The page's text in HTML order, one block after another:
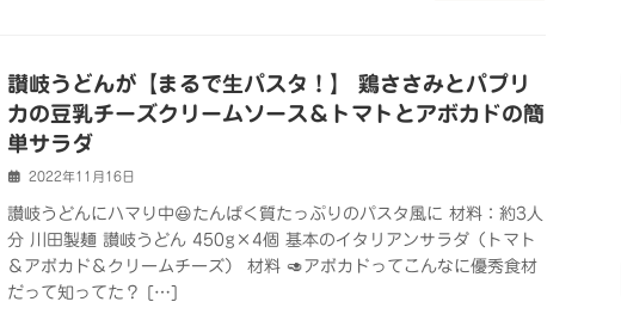
讃岐うどんが【まるで生パスタ！】 鶏ささみとパプリ
カの豆乳チーズクリームソース＆トマトとアボカドの簡
単サラダ
2022年11月16日
讃岐うどんにハマり中😆たんぱく質たっぷりのパスタ風に 材料：約3人
分 川田製麺 讃岐うどん 450g×4個 基本のイタリアンサラダ（トマト
＆アボカド＆クリームチーズ） 材料 🥑アボカドってこんなに優秀食材
だって知ってた？ […]